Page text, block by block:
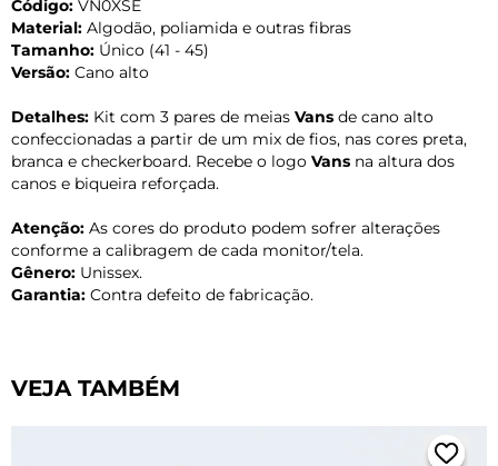
Código: VN0XSE
Material: Algodão, poliamida e outras fibras
Tamanho: Único (41 - 45)
Versão: Cano alto
Detalhes: Kit com 3 pares de meias Vans de cano alto
confeccionadas a partir de um mix de fios, nas cores preta,
branca e checkerboard. Recebe o logo Vans na altura dos
canos e biqueira reforçada.
Atenção: As cores do produto podem sofrer alterações
conforme a calibragem de cada monitor/tela.
Gênero: Unissex.
Garantia: Contra defeito de fabricação.
VEJA TAMBÉM